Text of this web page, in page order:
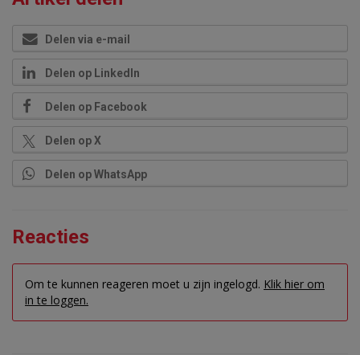
Delen via e-mail
Delen op LinkedIn
Delen op Facebook
Delen op X
Delen op WhatsApp
Reacties
Om te kunnen reageren moet u zijn ingelogd. Klik hier om
in te loggen.